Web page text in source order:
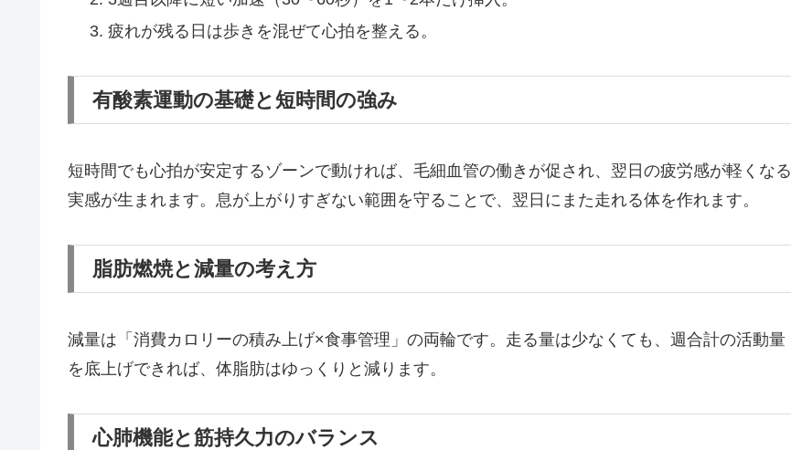
疲れが残る日は歩きを混ぜて心拍を整える。
有酸素運動の基礎と短時間の強み
短時間でも心拍が安定するゾーンで動ければ、毛細血管の働きが促され、翌日の疲労感が軽くなる
実感が生まれます。息が上がりすぎない範囲を守ることで、翌日にまた走れる体を作れます。
脂肪燃焼と減量の考え方
減量は「消費カロリーの積み上げ×食事管理」の両輪です。走る量は少なくても、週合計の活動量
を底上げできれば、体脂肪はゆっくりと減ります。
心肺機能と筋持久力のバランス